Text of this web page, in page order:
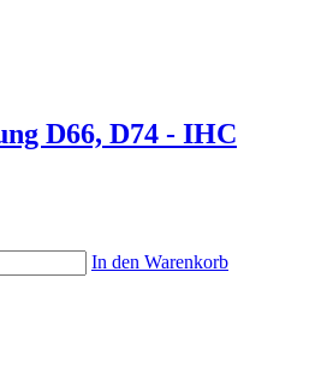
D66, D74 - IHC
In den Warenkorb